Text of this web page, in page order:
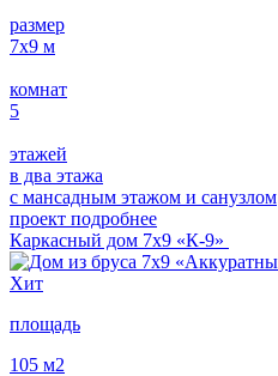
размер
7х9 м
комнат
5
этажей
в два этажа
с мансадным этажом и санузлом
проект подробнее
Каркасный дом 7х9 «К-9»
Хит
площадь
105 м2